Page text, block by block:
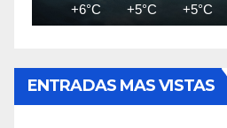
+6°C +5°C +5°C
ENTRADAS MAS VISTAS